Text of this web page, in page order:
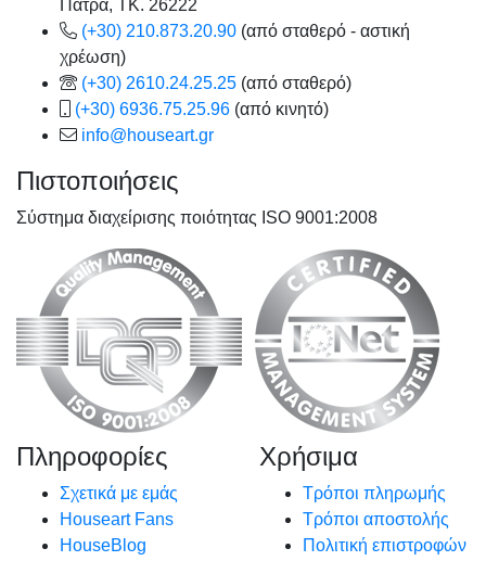
Πάτρα, TK. 26222
(+30) 210.873.20.90 (από σταθερό - αστική
χρέωση)
(+30) 2610.24.25.25 (από σταθερό)
(+30) 6936.75.25.96 (από κινητό)
info@houseart.gr
Πιστοποιήσεις
Σύστημα διαχείρισης ποιότητας ISO 9001:2008
Πληροφορίες
Σχετικά με εμάς
Houseart Fans
HouseBlog
Χρήσιμα
Τρόποι πληρωμής
Τρόποι αποστολής
Πολιτική επιστροφών